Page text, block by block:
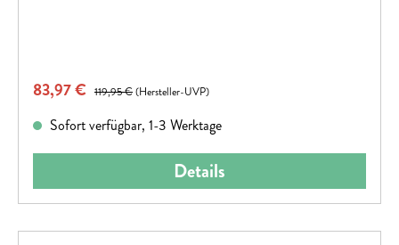
Verkaufspreis:
83,97 € Regulärer Preis:
119,95 €(Hersteller-UVP)
Sofort verfügbar, 1-3 Werktage
Details